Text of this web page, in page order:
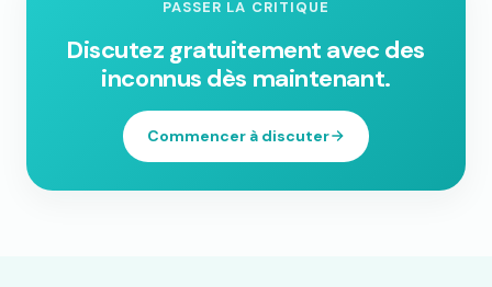
PASSER LA CRITIQUE
Discutez gratuitement avec des
inconnus dès maintenant.
Commencer à discuter